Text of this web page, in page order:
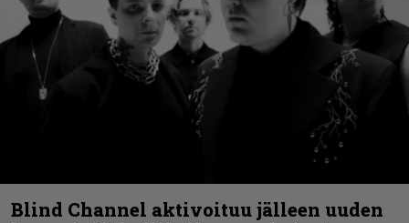
Blind Channel aktivoituu jälleen uuden